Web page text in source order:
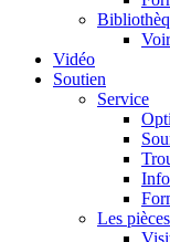
Vidéo
Soutien
Service
Les pièces